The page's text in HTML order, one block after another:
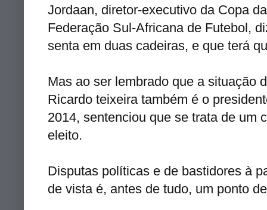
Jordaan, diretor-executivo da Copa
Federação Sul-Africana de Futebol,
senta em duas cadeiras, e que terá
Mas ao ser lembrado que a situação
Ricardo teixeira também é o
2014, sentenciou que se trata de um
eleito.
Disputas políticas e de bastidores à
de vista é, antes de tudo, um ponto